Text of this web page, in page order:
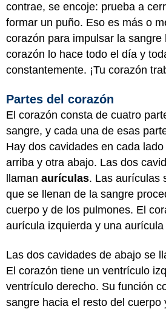
contrae, se encoje: prueba a
formar un puño. Eso es más o
corazón para impulsar la sangre
corazón lo hace todo el día y
constantemente. ¡Tu corazón
Partes del corazón
El corazón consta de cuatro
sangre, y cada una de esas
Hay dos cavidades en cada
arriba y otra abajo. Las dos
llaman aurículas. Las aurículas
que se llenan de la sangre
cuerpo y de los pulmones. El
aurícula izquierda y una aurícula
Las dos cavidades de abajo se
El corazón tiene un ventrículo
ventrículo derecho. Su función
sangre hacia el resto del cuerpo